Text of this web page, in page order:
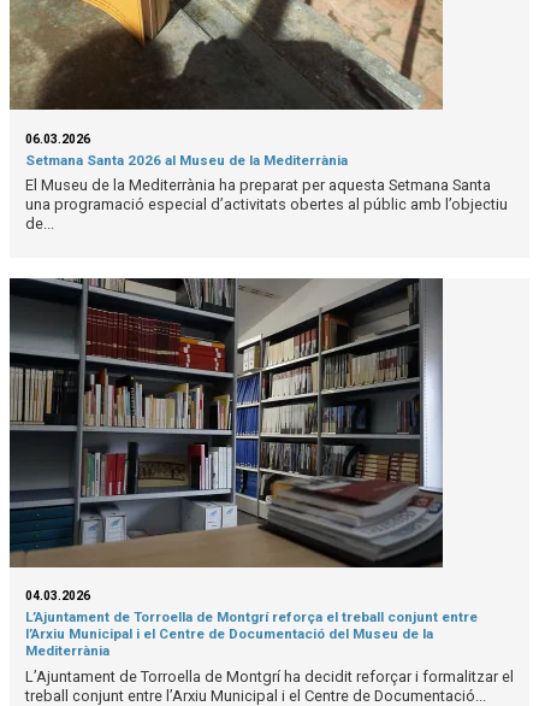
06.03.2026
Setmana Santa 2026 al Museu de la Mediterrània
El Museu de la Mediterrània ha preparat per aquesta Setmana Santa
una programació especial d’activitats obertes al públic amb l’objectiu
de...
04.03.2026
L’Ajuntament de Torroella de Montgrí reforça el treball conjunt entre
l’Arxiu Municipal i el Centre de Documentació del Museu de la
Mediterrània
L’Ajuntament de Torroella de Montgrí ha decidit reforçar i formalitzar el
treball conjunt entre l’Arxiu Municipal i el Centre de Documentació...